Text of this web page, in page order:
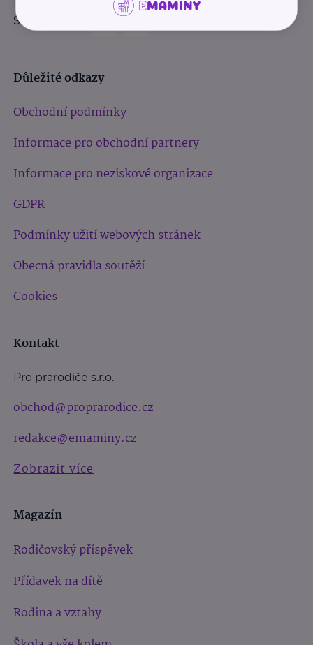
Sledujte nás:
Důležité odkazy
Obchodní podmínky
Informace pro obchodní partnery
Informace pro neziskové organizace
GDPR
Podmínky užití webových stránek
Obecná pravidla soutěží
Cookies
Kontakt
Pro prarodiče s.r.o.
obchod@proprarodice.cz
redakce@emaminy.cz
Zobrazit více
Magazín
Rodičovský příspěvek
Přídavek na dítě
Rodina a vztahy